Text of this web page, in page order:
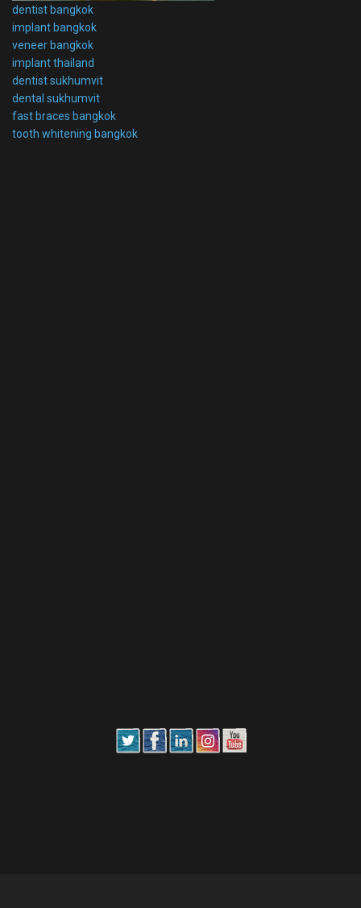
dentist bangkok
implant bangkok
veneer bangkok
implant thailand
dentist sukhumvit
dental sukhumvit
fast braces bangkok
tooth whitening bangkok